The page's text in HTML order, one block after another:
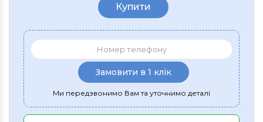
Купити
Замовити в 1 клік
Ми передзвонимо Вам та уточнимо деталі